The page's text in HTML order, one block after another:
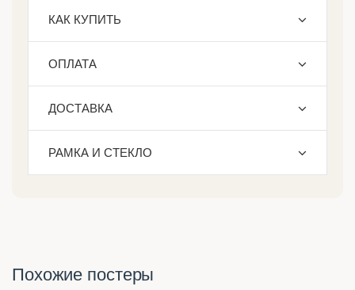
КАК КУПИТЬ
ОПЛАТА
ДОСТАВКА
РАМКА И СТЕКЛО
Похожие постеры